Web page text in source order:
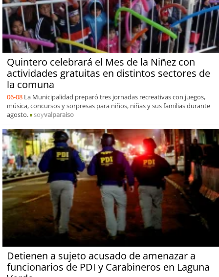
Quintero celebrará el Mes de la Niñez con
actividades gratuitas en distintos sectores de
la comuna
06-08 La Municipalidad preparó tres jornadas recreativas con juegos,
música, concursos y sorpresas para niños, niñas y sus familias durante
agosto.
soyvalparaiso
Detienen a sujeto acusado de amenazar a
funcionarios de PDI y Carabineros en Laguna